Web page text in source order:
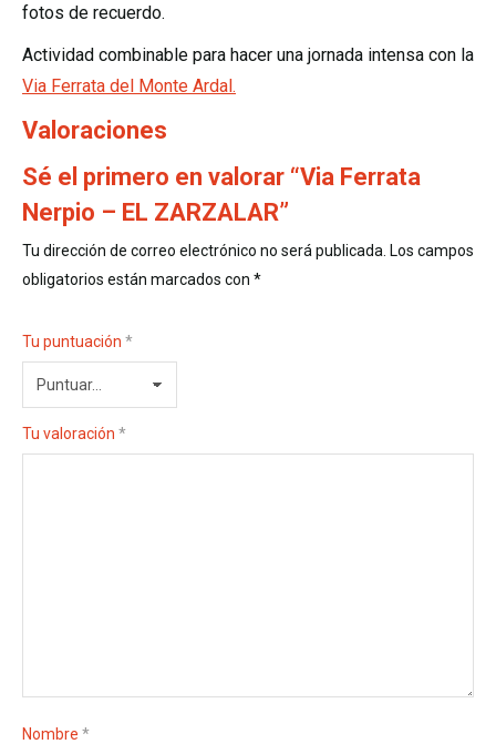
fotos de recuerdo.
Actividad combinable para hacer una jornada intensa con la
Via Ferrata del Monte Ardal.
Valoraciones
Sé el primero en valorar “Via Ferrata
Nerpio – EL ZARZALAR”
Tu dirección de correo electrónico no será publicada. Los campos
obligatorios están marcados con *
Tu puntuación *
Tu valoración *
Nombre *